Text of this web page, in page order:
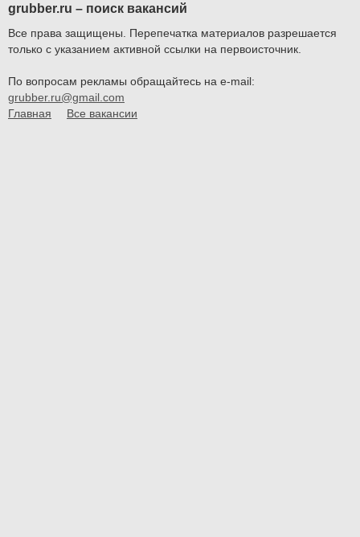
grubber.ru – поиск вакансий
Все права защищены. Перепечатка материалов разрешается
только с указанием активной ссылки на первоисточник.
По вопросам рекламы обращайтесь на e-mail:
grubber.ru@gmail.com
Главная
Все вакансии